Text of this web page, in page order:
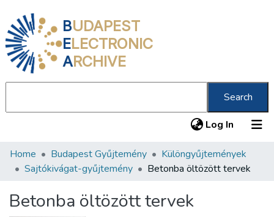
BUDAPEST
ELECTRONIC
ARCHIVE
Search
Log In (current)
Communities & Collections
Statistics
Home Budapest Gyűjtemény
Különgyűjtemények
Sajtókivágat-gyűjtemény
Betonba öltözött tervek
Betonba öltözött tervek